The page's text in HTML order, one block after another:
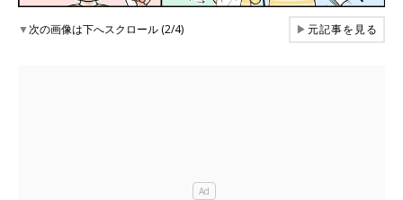
▼次の画像は下へスクロール (2/4) ▶元記事を見る